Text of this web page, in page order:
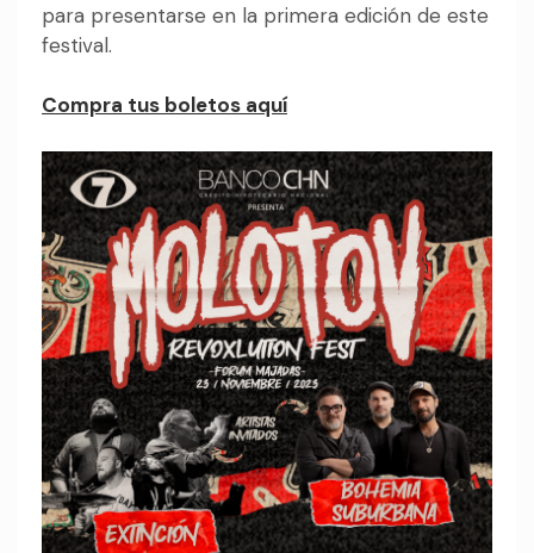
para presentarse en la primera edición de este
festival.
Compra tus boletos aquí